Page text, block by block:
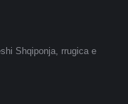
Shqiponja, rrugica e